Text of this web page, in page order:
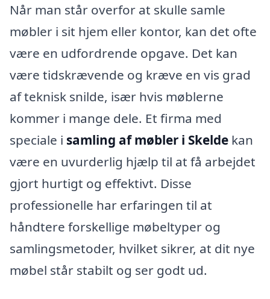
Når man står overfor at skulle samle
møbler i sit hjem eller kontor, kan det ofte
være en udfordrende opgave. Det kan
være tidskrævende og kræve en vis grad
af teknisk snilde, især hvis møblerne
kommer i mange dele. Et firma med
speciale i samling af møbler i Skelde kan
være en uvurderlig hjælp til at få arbejdet
gjort hurtigt og effektivt. Disse
professionelle har erfaringen til at
håndtere forskellige møbeltyper og
samlingsmetoder, hvilket sikrer, at dit nye
møbel står stabilt og ser godt ud.